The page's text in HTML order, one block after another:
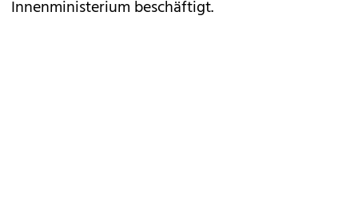
Innenministerium beschäftigt.